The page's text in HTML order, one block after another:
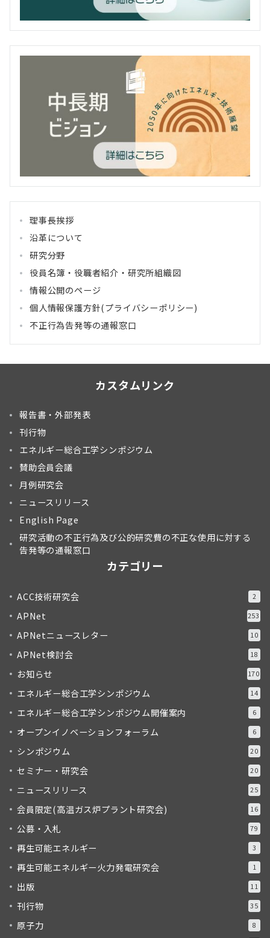
理事長挨拶
沿革について
研究分野
役員名簿・役職者紹介・研究所組織図
情報公開のページ
個人情報保護方針(プライバシーポリシー)
不正行為告発等の通報窓口
カスタムリンク
報告書・外部発表
刊行物
エネルギー総合工学シンポジウム
賛助会員会議
月例研究会
ニュースリリース
English Page
研究活動の不正行為及び公的研究費の不正な使用に対する
告発等の通報窓口
カテゴリー
ACC技術研究会 2
APNet 253
APNetニュースレター 10
APNet検討会 18
お知らせ 170
エネルギー総合工学シンポジウム 14
エネルギー総合工学シンポジウム開催案内 6
オープンイノベーションフォーラム 6
シンポジウム 20
セミナー・研究会 20
ニュースリリース 25
会員限定(高温ガス炉プラント研究会) 16
公募・入札 79
再生可能エネルギー 3
再生可能エネルギー火力発電研究会 1
出版 11
刊行物 35
原子力 8